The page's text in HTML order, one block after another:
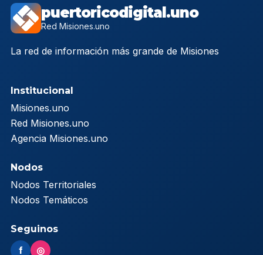
puertoricodigital.uno
Red Misiones.uno
La red de información más grande de Misiones
Institucional
Misiones.uno
Red Misiones.uno
Agencia Misiones.uno
Nodos
Nodos Territoriales
Nodos Temáticos
Seguinos
f ◎